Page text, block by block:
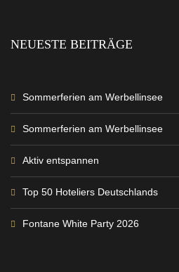
NEUESTE BEITRÄGE
Sommerferien am Werbellinsee
Sommerferien am Werbellinsee
Aktiv entspannen
Top 50 Hoteliers Deutschlands
Fontane White Party 2026